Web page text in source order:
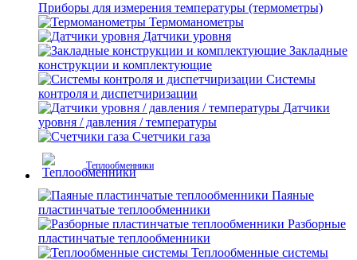
Приборы для измерения температуры (термометры)
Термоманометры
Датчики уровня
Закладные
конструкции и комплектующие
Системы
контроля и диспетчиризации
Датчики
уровня / давления / температуры
Счетчики газа
Теплообменники
Паяные
пластинчатые теплообменники
Разборные
пластинчатые теплообменники
Теплообменные системы